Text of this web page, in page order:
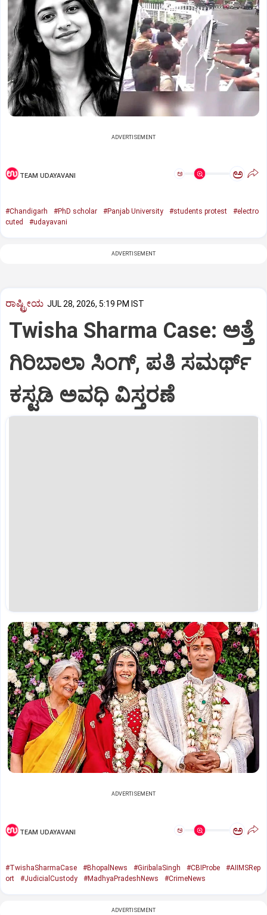
ADVERTISEMENT
TEAM UDAYAVANI ಅ ಅ
#Chandigarh #PhD scholar #Panjab University #students protest
#electro
cuted
#udayavani
ADVERTISEMENT
ರಾಷ್ಟ್ರೀಯ JUL 28, 2026, 5:19 PM IST
Twisha Sharma Case: ಅತ್ತೆ
ಗಿರಿಬಾಲಾ ಸಿಂಗ್, ಪತಿ ಸಮರ್ಥ್
ಕಸ್ಟಡಿ ಅವಧಿ ವಿಸ್ತರಣೆ
ADVERTISEMENT
TEAM UDAYAVANI ಅ ಅ
#TwishaSharmaCase #BhopalNews #GiribalaSingh #CBIProbe
#AIIMSRep
ort
#JudicialCustody #MadhyaPradeshNews #CrimeNews
ADVERTISEMENT